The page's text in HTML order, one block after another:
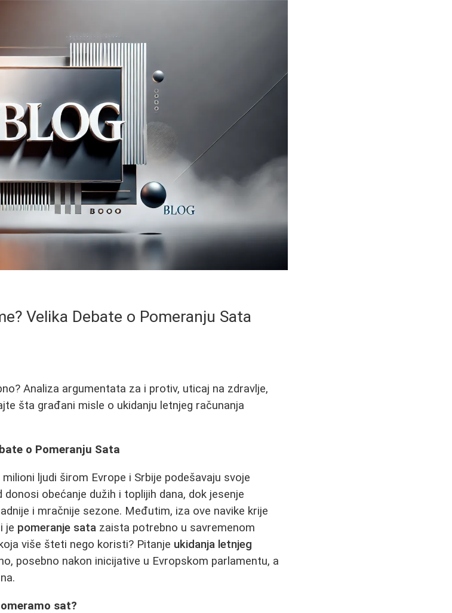
Velika Debate o Pomeranju Sata
Analiza argumentata za i protiv, uticaj na zdravlje,
šta građani misle o ukidanju letnjeg računanja
o Pomeranju Sata
ljudi širom Evrope i Srbije podešavaju svoje
obećanje dužih i toplijih dana, dok jesenje
i mračnije sezone. Međutim, iza ove navike krije
je pomeranje sata zaista potrebno u savremenom
više šteti nego koristi? Pitanje ukidanja letnjeg
posebno nakon inicijative u Evropskom parlamentu, a
sat?